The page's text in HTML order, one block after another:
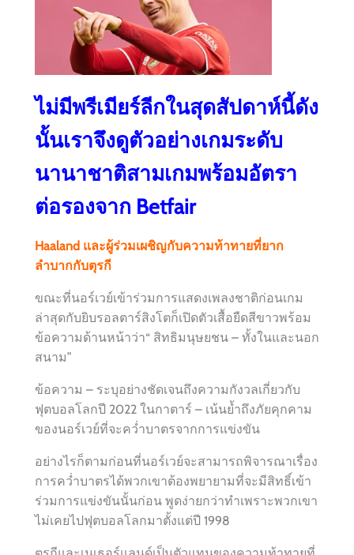
ไม่มีพรีเมียร์ลีกในสุดสัปดาห์นี้ดัง
นั้นเราจึงดูตัวอย่างเกมระดับ
นานาชาติสามเกมพร้อมอัตรา
ต่อรองจาก Betfair
Haaland และผู้ร่วมเผชิญกับความท้าทายที่ยาก
ลำบากกับตุรกี
ขณะที่นอร์เวย์เข้าร่วมการแสดงเพลงชาติก่อนเกม
ล่าสุดกับยิบรอลตาร์สิงโตก็เปิดตัวเสื้อยืดสีขาวพร้อม
ข้อความด้านหน้าว่า“ สิทธิมนุษยชน – ทั้งในและนอก
สนาม”
ข้อความ – ระบุอย่างชัดเจนถึงความกังวลเกี่ยวกับ
ฟุตบอลโลกปี 2022 ในกาตาร์ – เน้นย้ำถึงภัยคุกคาม
ของนอร์เวย์ที่จะคว่ำบาตรจากการแข่งขัน
อย่างไรก็ตามก่อนที่นอร์เวย์จะสามารถพิจารณาเรื่อง
การคว่ำบาตรได้พวกเขาต้องพยายามที่จะมีสิทธิ์เข้า
ร่วมการแข่งขันนั้นก่อน พูดง่ายกว่าทำเพราะพวกเขา
ไม่เคยไปฟุตบอลโลกมาตั้งแต่ปี 1998